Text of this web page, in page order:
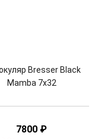
Bresser Black
Mamba 7x32
7800 ₽